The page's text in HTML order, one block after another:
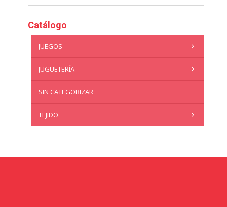
Catálogo
JUEGOS
JUGUETERÍA
SIN CATEGORIZAR
TEJIDO